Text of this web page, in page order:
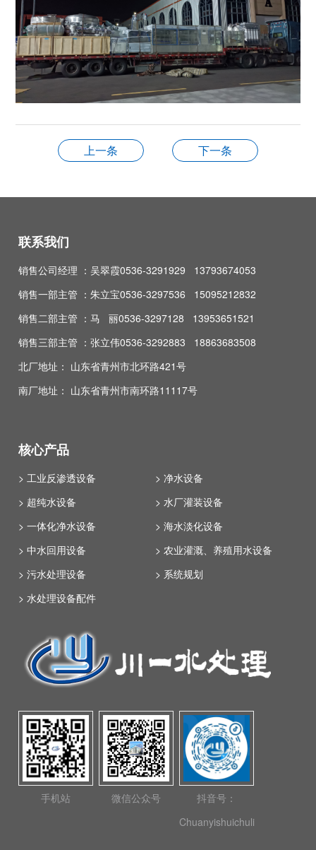
上一条 下一条
联系我们
销售公司经理 ：吴翠霞0536-3291929 13793674053
销售一部主管 ：朱立宝0536-3297536 15095212832
销售二部主管 ：马 丽0536-3297128 13953651521
销售三部主管 ：张立伟0536-3292883 18863683508
北厂地址： 山东省青州市北环路421号
南厂地址： 山东省青州市南环路11117号
核心产品
> 工业反渗透设备
> 净水设备
> 超纯水设备
> 水厂灌装设备
> 一体化净水设备
> 海水淡化设备
> 中水回用设备
> 农业灌溉、养殖用水设备
> 污水处理设备
> 系统规划
> 水处理设备配件
手机站 微信公众号
抖音号：
Chuanyishuichuli